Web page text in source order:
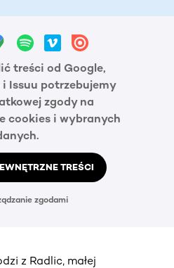
treści od Google,
Issuu potrzebujemy
zgody na
cookies i wybranych
TREŚCI
zgodami
z Radlic, małej